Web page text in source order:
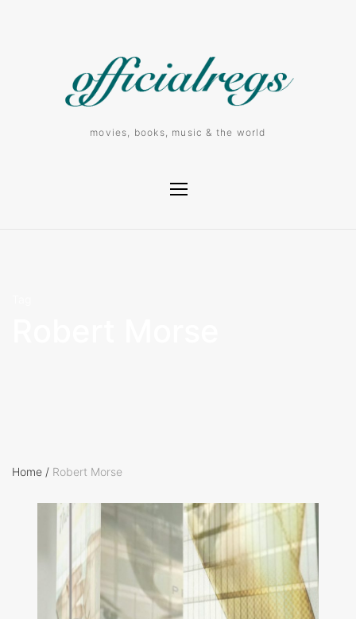
movies, books, music & the world
Home / Robert Morse